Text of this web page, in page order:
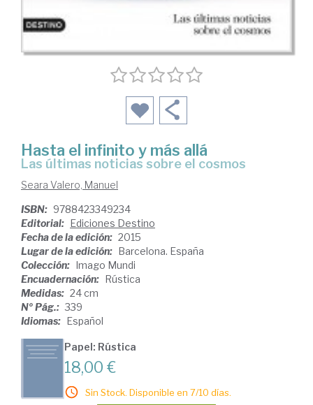
Hasta el infinito y más allá
las últimas noticias sobre el cosmos
Seara Valero, Manuel
ISBN: 9788423349234
Editorial: Ediciones Destino
Fecha de la edición: 2015
Lugar de la edición: Barcelona. España
Colección: Imago Mundi
Encuadernación: Rústica
Medidas: 24 cm
Nº Pág.: 339
Idiomas: Español
Papel: Rústica
18,00 €
Sin Stock. Disponible en 7/10 días.